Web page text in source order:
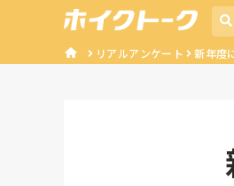
リアルアンケート 新年度